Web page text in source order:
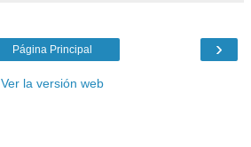
›
Página Principal
Ver la versión web